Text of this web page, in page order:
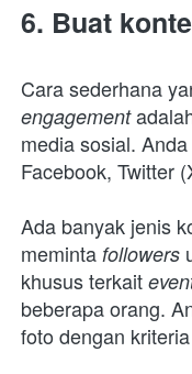
6. Buat
engagement
media sosial.
Facebook, Twitter
Ada banyak jenis
meminta followers
khusus terkait
beberapa orang.
foto dengan